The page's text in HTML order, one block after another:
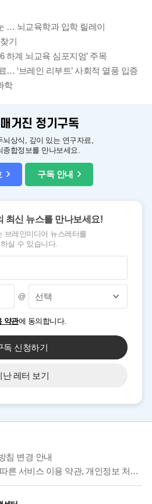
… 뇌교육학과 입학 릴레이
기
하계 뇌교육 심포지엄’ 주목
… ‘브레인 리부트’ 사회적 열풍 입증
학
거진 정기구독
뇌상식, 깊이 있는 연구자료,
종합정보를 만나보세요.
구독 안내
최신 뉴스를 만나보세요!
브레인미디어 뉴스레터를
실 수 있습니다.
@
약관에 동의합니다.
독 신청하기
난 레터 보기
침 변경 안내
비스 이용 약관, 개인정보 처리방침 개정 안내